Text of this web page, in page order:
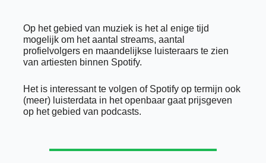
Op het gebied van muziek is het al enige tijd
mogelijk om het aantal streams, aantal
profielvolgers en maandelijkse luisteraars te zien
van artiesten binnen Spotify.
Het is interessant te volgen of Spotify op termijn ook
(meer) luisterdata in het openbaar gaat prijsgeven
op het gebied van podcasts.